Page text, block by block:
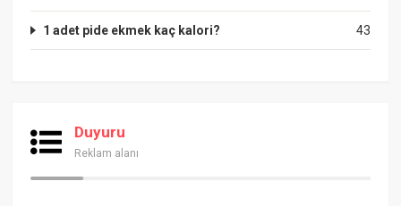
43
1 adet pide ekmek kaç kalori?
Duyuru
Reklam alanı